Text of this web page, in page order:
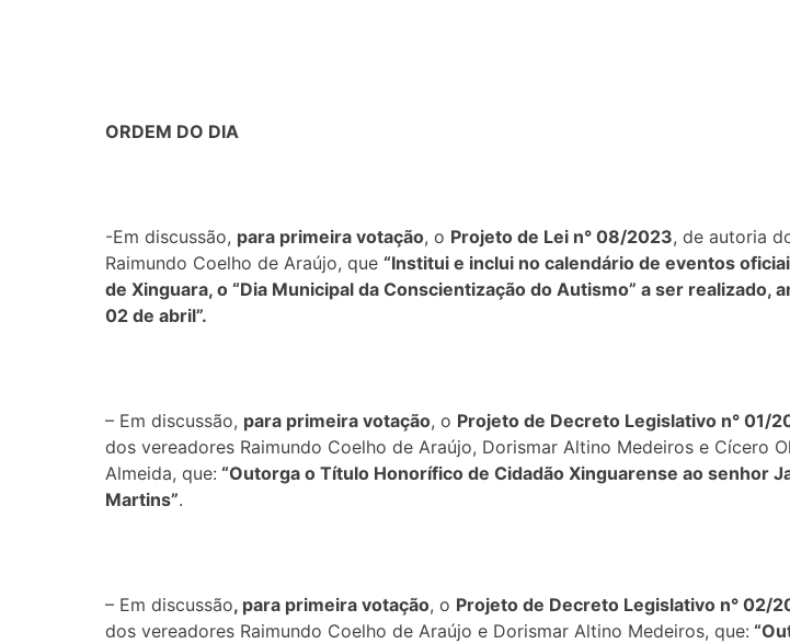
ORDEM DO DIA
-Em discussão, para primeira votação, o Projeto de Lei n° 08/2023, de autoria
Raimundo Coelho de Araújo, que “Institui e inclui no calendário de eventos
de Xinguara, o “Dia Municipal da Conscientização do Autismo” a ser realizado,
02 de abril”.
– Em discussão, para primeira votação, o Projeto de Decreto Legislativo n° 01/
dos vereadores Raimundo Coelho de Araújo, Dorismar Altino Medeiros e Cícero
Almeida, que: “Outorga o Título Honorífico de Cidadão Xinguarense ao senhor
Martins”.
– Em discussão, para primeira votação, o Projeto de Decreto Legislativo n° 02/
dos vereadores Raimundo Coelho de Araújo e Dorismar Altino Medeiros, que: